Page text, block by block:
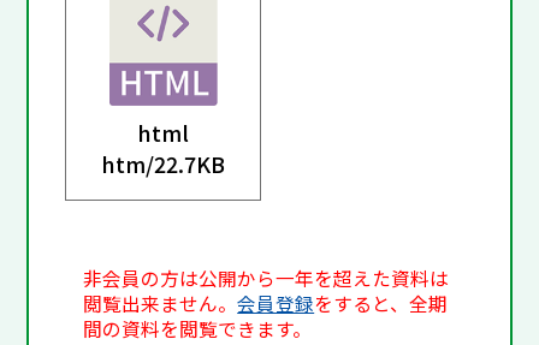
html
htm/22.7KB
非会員の方は公開から一年を超えた資料は
閲覧出来ません。会員登録をすると、全期
間の資料を閲覧できます。